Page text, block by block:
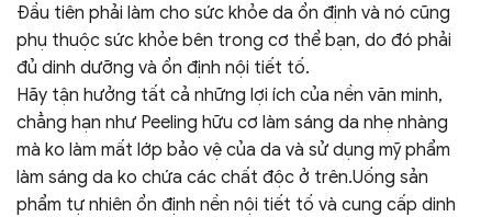
Đầu tiên phải làm cho sức khỏe da ổn định và nó cũng
phụ thuộc sức khỏe bên trong cơ thể bạn, do đó phải
đủ dinh dưỡng và ổn định nội tiết tố.
Hãy tận hưởng tất cả những lợi ích của nền văn minh,
chẳng hạn như Peeling hữu cơ làm sáng da nhẹ nhàng
mà ko làm mất lớp bảo vệ của da và sử dụng mỹ phẩm
làm sáng da ko chứa các chất độc ở trên.Uống sản
phẩm tự nhiên ổn định nền nội tiết tố và cung cấp dinh